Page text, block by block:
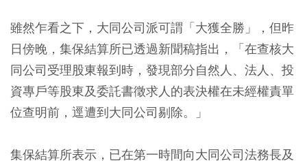
雖然乍看之下，大同公司派可謂「大獲全勝」，但昨
日傍晚，集保結算所已透過新聞稿指出，「在查核大
同公司受理股東報到時，發現部分自然人、法人、投
資專戶等股東及委託書徵求人的表決權在未經權責單
位查明前，逕遭到大同公司剔除。」
集保結算所表示，已在第一時間向大同公司法務長及